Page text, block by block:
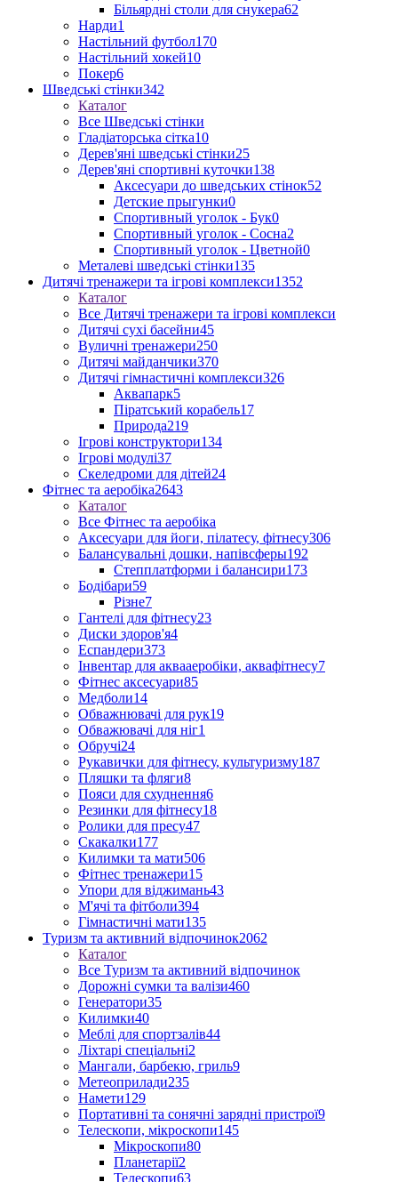
Більярдні столи для снукера62
Нарди1
Настільний футбол170
Настільний хокей10
Покер6
Шведські стінки342
Каталог
Все Шведські стінки
Гладіаторська сітка10
Дерев'яні шведські стінки25
Дерев'яні спортивні куточки138
Аксесуари до шведських стінок52
Детские прыгунки0
Спортивный уголок - Бук0
Спортивный уголок - Сосна2
Спортивный уголок - Цветной0
Металеві шведські стінки135
Дитячі тренажери та ігрові комплекси1352
Каталог
Все Дитячі тренажери та ігрові комплекси
Дитячі сухі басейни45
Вуличні тренажери250
Дитячі майданчики370
Дитячі гімнастичні комплекси326
Аквапарк5
Піратський корабель17
Природа219
Ігрові конструктори134
Ігрові модулі37
Скеледроми для дітей24
Фітнес та аеробіка2643
Каталог
Все Фітнес та аеробіка
Аксесуари для йоги, пілатесу, фітнесу306
Балансувальні дошки, напівсферы192
Степплатформи і балансири173
Бодібари59
Різне7
Гантелі для фітнесу23
Диски здоров'я4
Еспандери373
Інвентар для аквааеробіки, аквафітнесу7
Фітнес аксесуари85
Медболи14
Обважнювачі для рук19
Обважювачі для ніг1
Обручі24
Рукавички для фітнесу, культуризму187
Пляшки та фляги8
Пояси для схуднення6
Резинки для фітнесу18
Ролики для пресу47
Скакалки177
Килимки та мати506
Фітнес тренажери15
Упори для віджимань43
М'ячі та фітболи394
Гімнастичні мати135
Туризм та активний відпочинок2062
Каталог
Все Туризм та активний відпочинок
Дорожні сумки та валізи460
Генератори35
Килимки40
Меблі для спортзалів44
Ліхтарі спеціальні2
Мангали, барбекю, гриль9
Метеоприлади235
Намети129
Портативні та сонячні зарядні пристрої9
Телескопи, мікроскопи145
Мікроскопи80
Планетарії2
Телескопи63